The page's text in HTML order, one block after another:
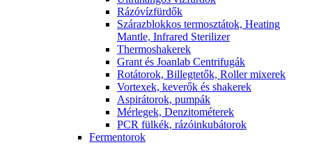
Rázóvízfürdők
Szárazblokkos termosztátok, Heating
Mantle, Infrared Sterilizer
Thermoshakerek
Grant és Joanlab Centrifugák
Rotátorok, Billegtetők, Roller mixerek
Vortexek, keverők és shakerek
Aspirátorok, pumpák
Mérlegek, Denzitométerek
PCR fülkék, rázóinkubátorok
Fermentorok